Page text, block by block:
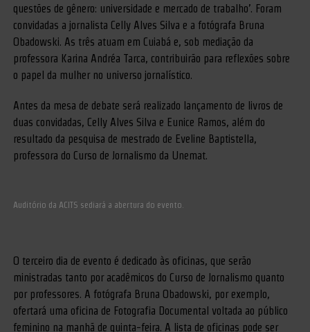
questões de gênero: universidade e mercado de trabalho’. Foram
convidadas a jornalista Celly Alves Silva e a fotógrafa Bruna
Obadowski. As três atuam em Cuiabá e, sob mediação da
professora Karina Andréa Tarca, contribuirão para reflexões sobre
o papel da mulher no universo jornalístico.
Antes da mesa de debate será realizado lançamento de livros de
duas convidadas, Celly Alves Silva e Eunice Ramos, além do
resultado da pesquisa de mestrado de Eveline Baptistella,
professora do Curso de Jornalismo da Unemat.
Auditório da ACITS sediará a abertura do evento.
O terceiro dia de evento é dedicado às oficinas, que serão
ministradas tanto por acadêmicos do Curso de Jornalismo quanto
por professores. A fotógrafa Bruna Obadowski, por exemplo,
ofertará uma oficina de Fotografia Documental voltada ao público
feminino na manhã de quinta-feira. A lista de oficinas pode ser